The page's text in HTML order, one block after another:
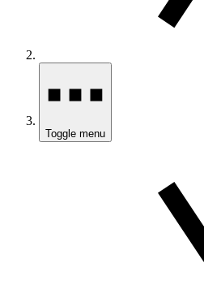
Toggle menu